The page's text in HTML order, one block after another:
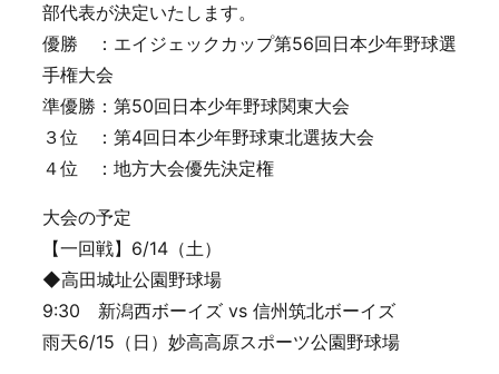
部代表が決定いたします。
優勝 ：エイジェックカップ第56回日本少年野球選
手権大会
準優勝：第50回日本少年野球関東大会
３位 ：第4回日本少年野球東北選抜大会
４位 ：地方大会優先決定権
大会の予定
【一回戦】6/14（土）
◆高田城址公園野球場
9:30 新潟西ボーイズ vs 信州筑北ボーイズ
雨天6/15（日）妙高高原スポーツ公園野球場